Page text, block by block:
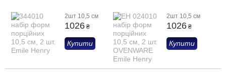
2шт 10,5 см
1026 ₴
Купити
2шт 10,5 см
1026 ₴
Купити